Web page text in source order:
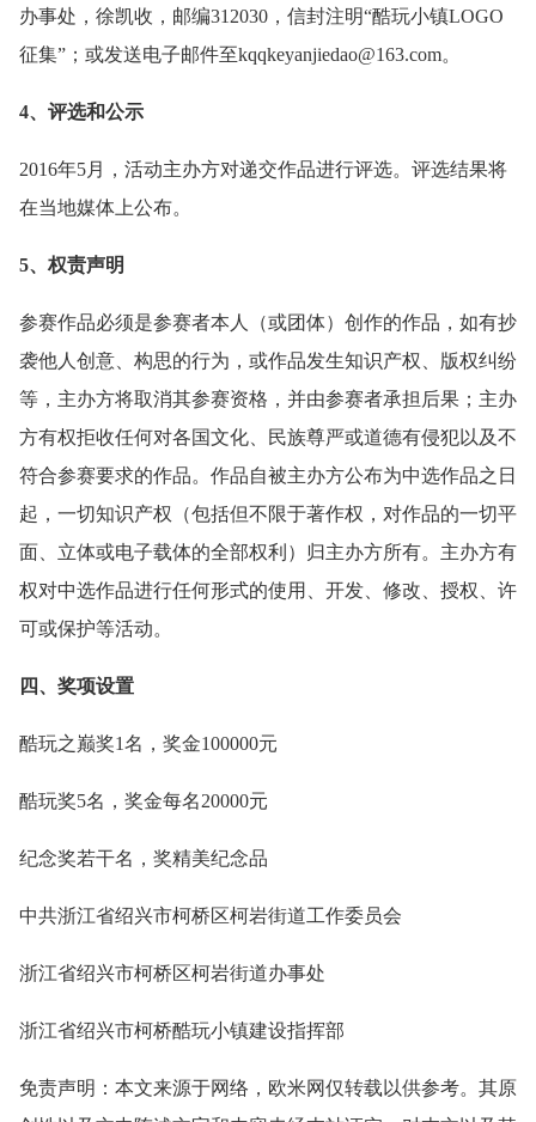
办事处，徐凯收，邮编312030，信封注明“酷玩小镇LOGO
征集”；或发送电子邮件至kqqkeyanjiedao@163.com。
4、评选和公示
2016年5月，活动主办方对递交作品进行评选。评选结果将
在当地媒体上公布。
5、权责声明
参赛作品必须是参赛者本人（或团体）创作的作品，如有抄
袭他人创意、构思的行为，或作品发生知识产权、版权纠纷
等，主办方将取消其参赛资格，并由参赛者承担后果；主办
方有权拒收任何对各国文化、民族尊严或道德有侵犯以及不
符合参赛要求的作品。作品自被主办方公布为中选作品之日
起，一切知识产权（包括但不限于著作权，对作品的一切平
面、立体或电子载体的全部权利）归主办方所有。主办方有
权对中选作品进行任何形式的使用、开发、修改、授权、许
可或保护等活动。
四、奖项设置
酷玩之巅奖1名，奖金100000元
酷玩奖5名，奖金每名20000元
纪念奖若干名，奖精美纪念品
中共浙江省绍兴市柯桥区柯岩街道工作委员会
浙江省绍兴市柯桥区柯岩街道办事处
浙江省绍兴市柯桥酷玩小镇建设指挥部
免责声明：本文来源于网络，欧米网仅转载以供参考。其原